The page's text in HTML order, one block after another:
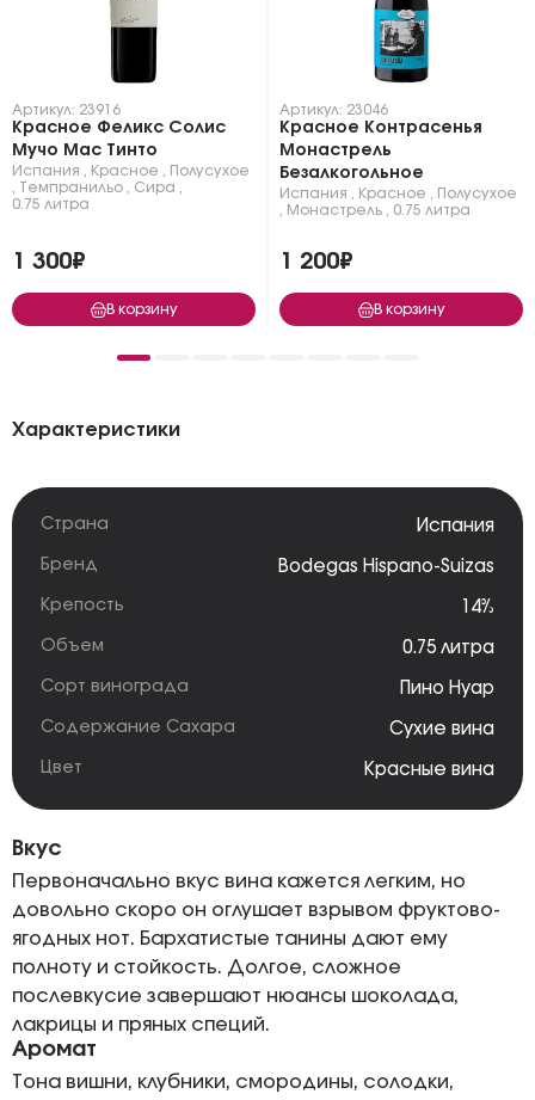
Артикул: 23916
Красное Феликс Солис
Мучо Мас Тинто
Испания Красное
Полусухое
Темпранильо Сира
0.75 литра
1 300₽
В корзину
Артикул: 23046
Красное Контрасенья
Монастрель
Безалкогольное
Испания Красное
Полусухое
Монастрель 0.75 литра
1 200₽
В корзину
Характеристики
Страна Испания
Бренд Bodegas Hispano-Suizas
Крепость 14%
Объем 0.75 литра
Сорт винограда Пино Нуар
Содержание Сахара Сухие вина
Цвет Красные вина
Вкус
Первоначально вкус вина кажется легким, но
довольно скоро он оглушает взрывом фруктово-
ягодных нот. Бархатистые танины дают ему
полноту и стойкость. Долгое, сложное
послевкусие завершают нюансы шоколада,
лакрицы и пряных специй.
Аромат
Тона вишни, клубники, смородины, солодки,